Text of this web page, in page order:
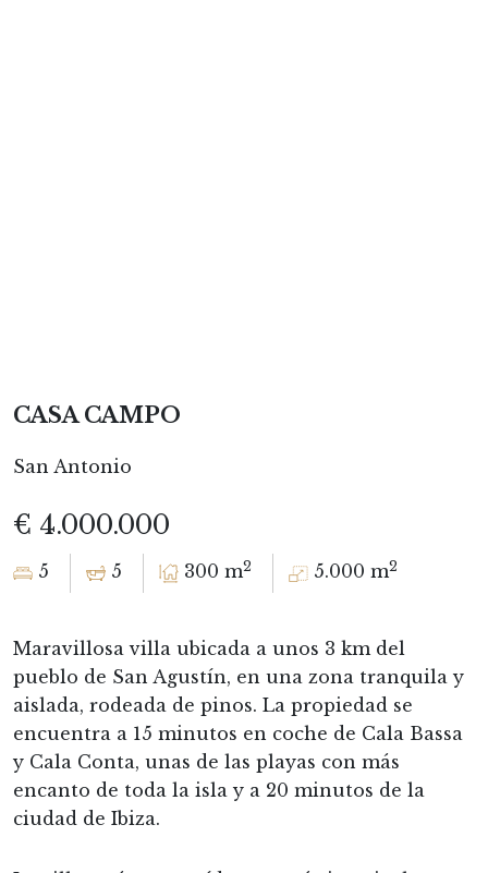
CASA CAMPO
San Antonio
€ 4.000.000
5 5 300 m2 5.000 m2
Maravillosa villa ubicada a unos 3 km del
pueblo de San Agustín, en una zona tranquila y
aislada, rodeada de pinos. La propiedad se
encuentra a 15 minutos en coche de Cala Bassa
y Cala Conta, unas de las playas con más
encanto de toda la isla y a 20 minutos de la
ciudad de Ibiza.